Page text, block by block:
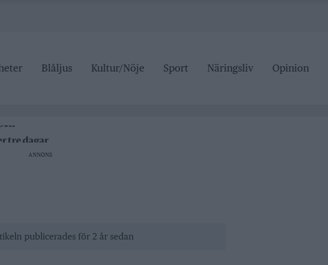
Blåljus Kultur/Nöje Sport Näringsliv Opinion
tre dagar
ANNONS
publicerades för 2 år sedan